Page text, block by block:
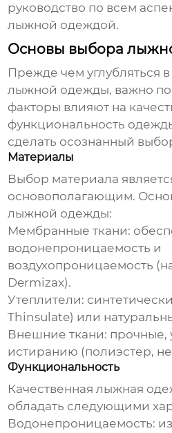
руководство по всем
лыжной одеждой.
Основы выбора
Прежде чем углубляться в
лыжной одежды, важно
факторы влияют на
функциональность
сделать осознанный
Материалы
Выбор материала
основополагающим.
лыжной одежды:
Мембранные ткани:
водонепроницаемость и
воздухопроницаемость
Dermizax).
Утеплители:
Thinsulate) или
Внешние ткани: прочные,
истиранию (полиэстер,
Функциональность
Качественнаялыжная
обладать следующими
Водонепроницаемость: